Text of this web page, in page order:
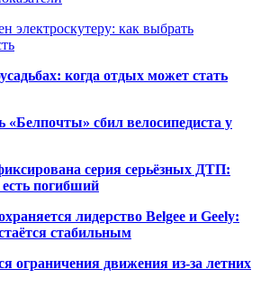
электроскутеру: как выбрать
когда отдых может стать
«Белпочты» сбил велосипедиста у
серия серьёзных ДТП:
погибший
лидерство Belgee и Geely:
стабильным
ограничения движения из-за летних